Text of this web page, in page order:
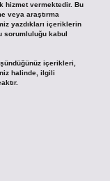
hizmet vermektedir. Bu
veya araştırma
yazdıkları içeriklerin
sorumluluğu kabul
içerikleri,
halinde, ilgili